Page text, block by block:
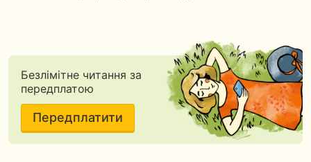
Поделиться
истиной
с ближним
Дэвид Фауст
Счастливые люди
Кристина Рой
Безлімітне читання за
передплатою
Передплатити